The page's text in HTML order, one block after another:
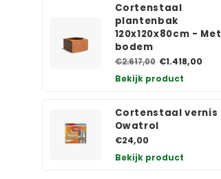
Cortenstaal
plantenbak
120x120x80cm - Met
bodem
€2.617,00 €1.418,00
Bekijk product
Cortenstaal vernis
Owatrol
€24,00
Bekijk product